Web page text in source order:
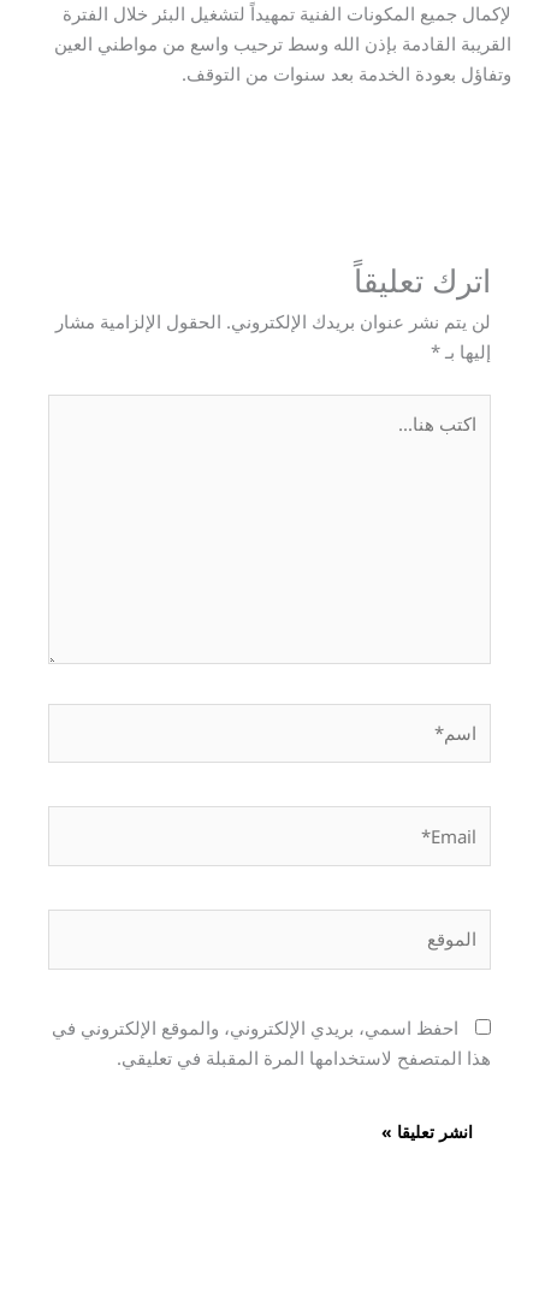
لإكمال جميع المكونات الفنية تمهيداً لتشغيل البئر خلال الفترة
القريبة القادمة بإذن الله وسط ترحيب واسع من مواطني العين
وتفاؤل بعودة الخدمة بعد سنوات من التوقف.
اترك تعليقاً
لن يتم نشر عنوان بريدك الإلكتروني. الحقول الإلزامية مشار
إليها بـ*
هنا...
احفظ اسمي، بريدي الإلكتروني، والموقع الإلكتروني في
هذا المتصفح لاستخدامها المرة المقبلة في تعليقي.